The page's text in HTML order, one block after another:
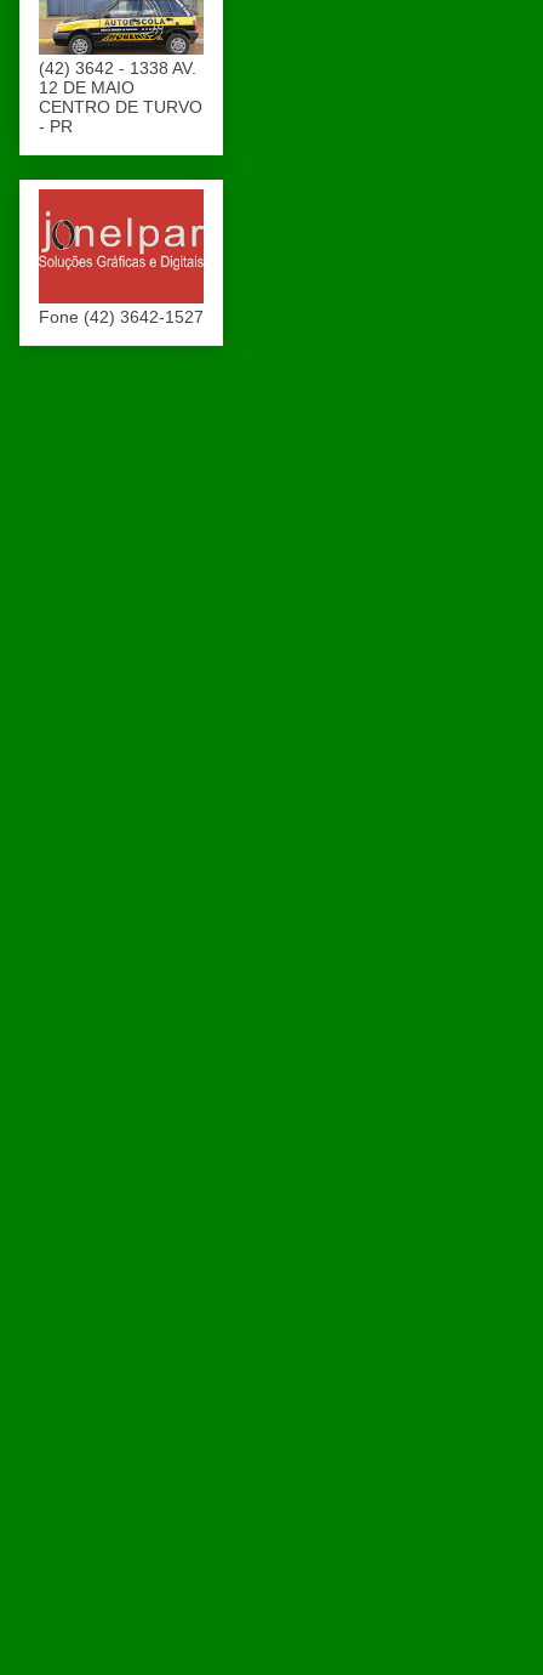
(42) 3642 - 1338 AV.
12 DE MAIO
CENTRO DE TURVO
- PR
Fone (42) 3642-1527